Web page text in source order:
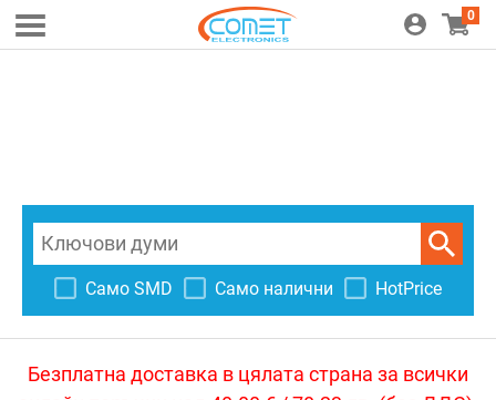
0
Само SMD Само налични HotPrice
Безплатна доставка в цялата страна за всички